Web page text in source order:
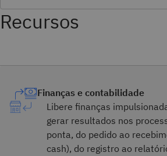
Recursos
Finanças e contabilidade
Libere finanças
gerar resultados nos
ponta, do pedido ao
cash), do registro ao